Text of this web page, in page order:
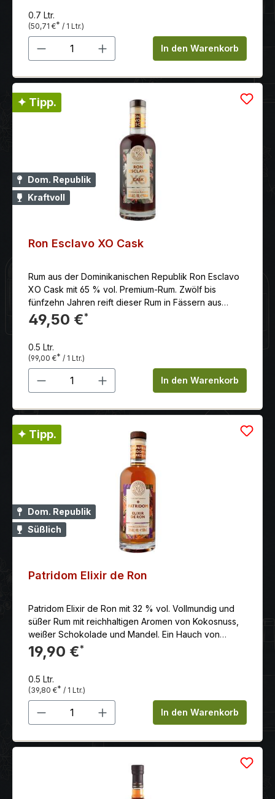
0.7 Ltr.
(50,71 €* / 1 Ltr.)
Produkt Anzahl: Gib denIn den Warenkorb
✦ Tipp.
Dom. Republik
Kraftvoll
Ron Esclavo XO Cask
Rum aus der Dominikanischen Republik Ron Esclavo
XO Cask mit 65 % vol. Premium-Rum. Zwölf bis
fünfzehn Jahren reift dieser Rum in Fässern aus
amerikanischer und französischer Eiche.
49,50 €*
0.5 Ltr.
(99,00 €* / 1 Ltr.)
Produkt Anzahl: Gib denIn den Warenkorb
✦ Tipp.
Dom. Republik
Süßlich
Patridom Elixir de Ron
Patridom Elixir de Ron mit 32 % vol. Vollmundig und
süßer Rum mit reichhaltigen Aromen von Kokosnuss,
weißer Schokolade und Mandel. Ein Hauch von
Zitrusfrüchten sorgt für eine erfrischende Note.
19,90 €*
0.5 Ltr.
(39,80 €* / 1 Ltr.)
Produkt Anzahl: Gib denIn den Warenkorb